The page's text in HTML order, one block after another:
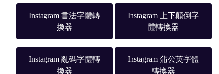
Instagram 書法字體轉
換器
Instagram 上下顛倒字
體轉換器
Instagram 亂碼字體轉
換器
Instagram 蒲公英字體
轉換器